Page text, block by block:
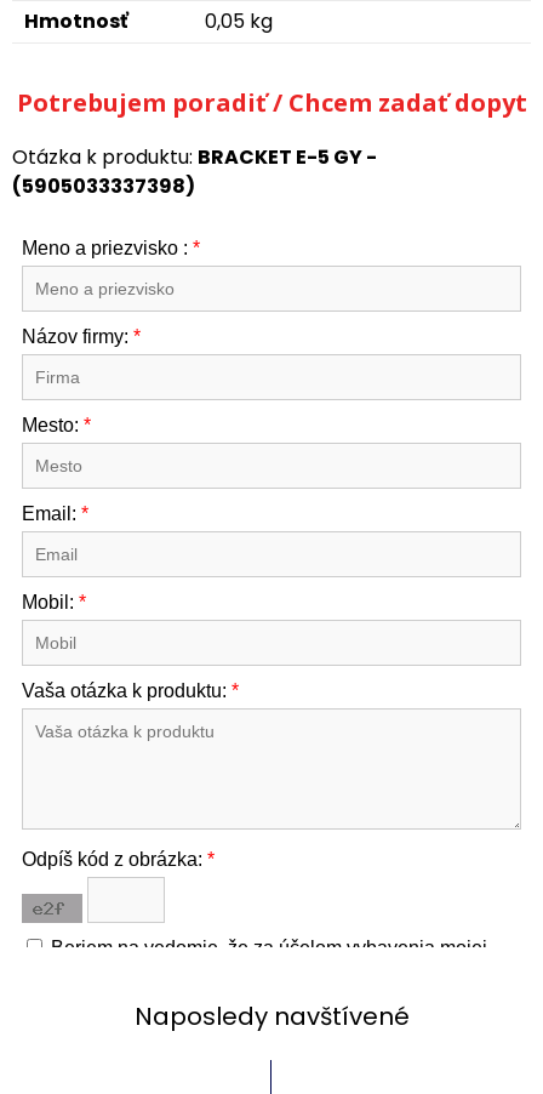
Hmotnosť 0,05 kg
Potrebujem poradiť / Chcem zadať dopyt
Otázka k produktu: BRACKET E-5 GY -
(5905033337398)
Naposledy navštívené